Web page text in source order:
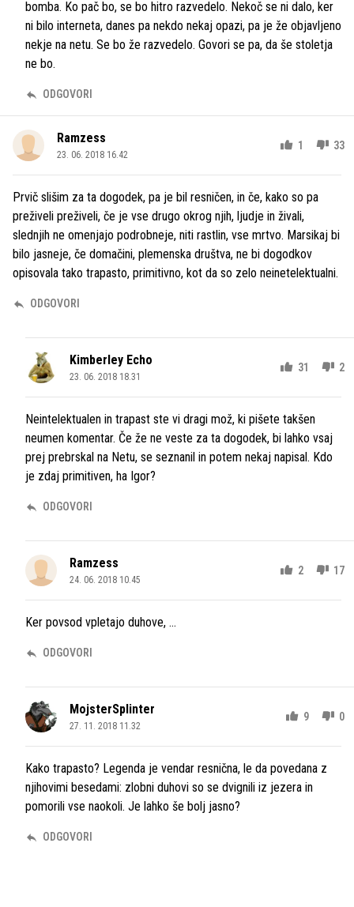
bomba. Ko pač bo, se bo hitro razvedelo. Nekoč se ni dalo, ker
ni bilo interneta, danes pa nekdo nekaj opazi, pa je že objavljeno
nekje na netu. Se bo že razvedelo. Govori se pa, da še stoletja
ne bo.
ODGOVORI
Ramzess
23. 06. 2018 16.42
1 33
Prvič slišim za ta dogodek, pa je bil resničen, in če, kako so pa
preživeli preživeli, če je vse drugo okrog njih, ljudje in živali,
slednjih ne omenjajo podrobneje, niti rastlin, vse mrtvo. Marsikaj bi
bilo jasneje, če domačini, plemenska društva, ne bi dogodkov
opisovala tako trapasto, primitivno, kot da so zelo neinetelektualni.
ODGOVORI
Kimberley Echo
23. 06. 2018 18.31
31 2
Neintelektualen in trapast ste vi dragi mož, ki pišete takšen
neumen komentar. Če že ne veste za ta dogodek, bi lahko vsaj
prej prebrskal na Netu, se seznanil in potem nekaj napisal. Kdo
je zdaj primitiven, ha Igor?
ODGOVORI
Ramzess
24. 06. 2018 10.45
2 17
Ker povsod vpletajo duhove, ...
ODGOVORI
MojsterSplinter
27. 11. 2018 11.32
9 0
Kako trapasto? Legenda je vendar resnična, le da povedana z
njihovimi besedami: zlobni duhovi so se dvignili iz jezera in
pomorili vse naokoli. Je lahko še bolj jasno?
ODGOVORI